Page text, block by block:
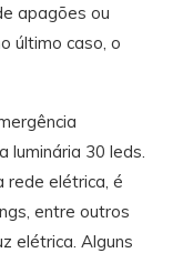
apagões ou
último caso, o
30 leds.
rede elétrica, é
entre outros
elétrica. Alguns